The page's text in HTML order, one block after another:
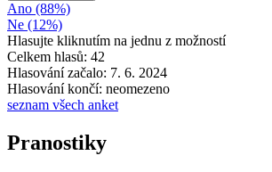
Ano (88%)
Ne (12%)
Hlasujte kliknutím na jednu z možností
Celkem hlasů: 42
Hlasování začalo: 7. 6. 2024
Hlasování končí: neomezeno
seznam všech anket
Pranostiky